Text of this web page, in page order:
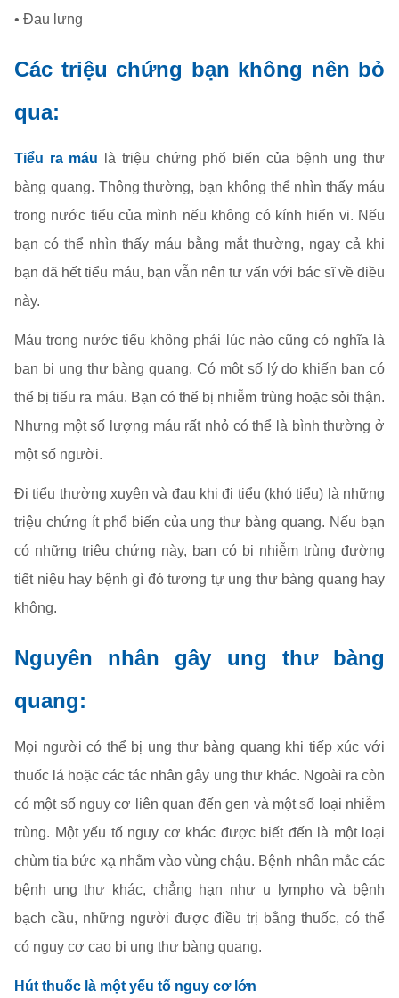
• Đau lưng
Các triệu chứng bạn không nên bỏ
qua:
Tiểu ra máu là triệu chứng phổ biến của bệnh ung thư
bàng quang. Thông thường, bạn không thể nhìn thấy máu
trong nước tiểu của mình nếu không có kính hiển vi. Nếu
bạn có thể nhìn thấy máu bằng mắt thường, ngay cả khi
bạn đã hết tiểu máu, bạn vẫn nên tư vấn với bác sĩ về điều
này.
Máu trong nước tiểu không phải lúc nào cũng có nghĩa là
bạn bị ung thư bàng quang. Có một số lý do khiến bạn có
thể bị tiểu ra máu. Bạn có thể bị nhiễm trùng hoặc sỏi thận.
Nhưng một số lượng máu rất nhỏ có thể là bình thường ở
một số người.
Đi tiểu thường xuyên và đau khi đi tiểu (khó tiểu) là những
triệu chứng ít phổ biến của ung thư bàng quang. Nếu bạn
có những triệu chứng này, bạn có bị nhiễm trùng đường
tiết niệu hay bệnh gì đó tương tự ung thư bàng quang hay
không.
Nguyên nhân gây ung thư bàng
quang:
Mọi người có thể bị ung thư bàng quang khi tiếp xúc với
thuốc lá hoặc các tác nhân gây ung thư khác. Ngoài ra còn
có một số nguy cơ liên quan đến gen và một số loại nhiễm
trùng. Một yếu tố nguy cơ khác được biết đến là một loại
chùm tia bức xạ nhằm vào vùng chậu. Bệnh nhân mắc các
bệnh ung thư khác, chẳng hạn như u lympho và bệnh
bạch cầu, những người được điều trị bằng thuốc, có thể
có nguy cơ cao bị ung thư bàng quang.
Hút thuốc là một yếu tố nguy cơ lớn